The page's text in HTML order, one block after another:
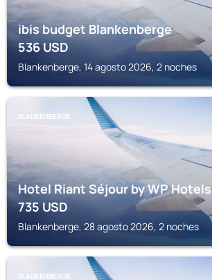
ibis budget Blankenberge
536USD
Blankenberge, 14 agosto 2026, 2 noches
BLANKENBERGE
Hotel Riant Séjour by WP Hotels
735USD
Blankenberge, 28 agosto 2026, 2 noches
BLANKENBERGE